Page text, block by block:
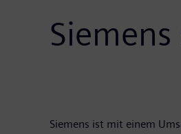
Siemens ist mit einem